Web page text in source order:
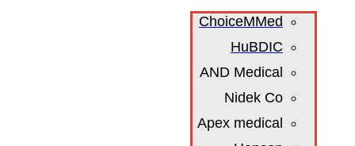
ChoiceMMed
HuBDIC
AND Medical
Nidek Co
Apex medical